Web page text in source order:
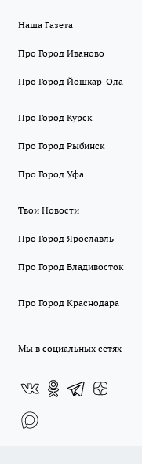
Наша Газета
Про Город Иваново
Про Город Йошкар-Ола
Про Город Курск
Про Город Рыбинск
Про Город Уфа
Твои Новости
Про Город Ярославль
Про Город Владивосток
Про Город Краснодара
Мы в социальных сетях